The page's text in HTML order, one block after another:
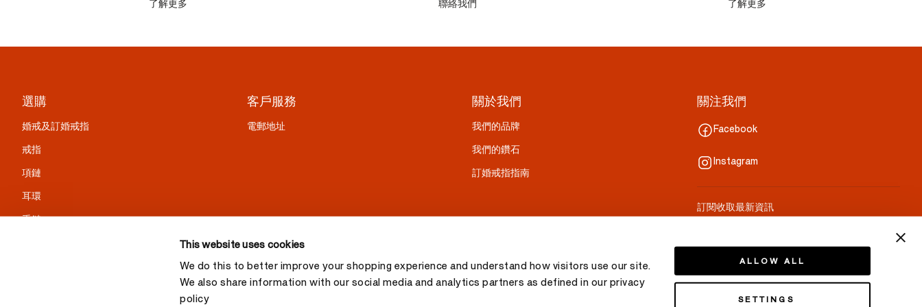
This website uses cookies
We do this to better improve your shopping experience and understand how visitors use our site.
We also share information with our social media and analytics partners as defined in our privacy
policy
ALLOW ALL
SETTINGS
了解更多 聯絡我們 了解更多
選購
婚戒及訂婚戒指
戒指
項鏈
耳環
手鏈
客戶服務
電郵地址
關於我們
我們的品牌
我們的鑽石
訂婚戒指指南
關注我們
Facebook
Instagram
訂閱收取最新資訊
你的郵件